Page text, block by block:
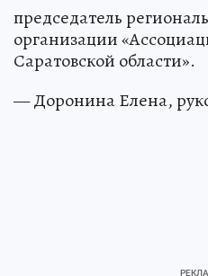
председатель
организации
Саратовской области».
— Доронина Елена,